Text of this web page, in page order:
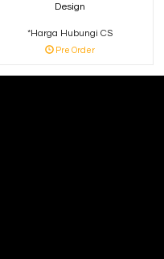
Design
*Harga Hubungi CS
Pre Order